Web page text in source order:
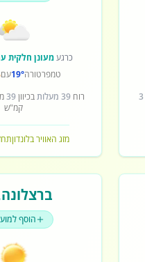
3
כרגעמעונן חלקית
טמפרטורה19°עם
רוח39 מעלות בכיוון39
קמ"ש
מזג האוויר בלונדון
ברצלונה
הוסף